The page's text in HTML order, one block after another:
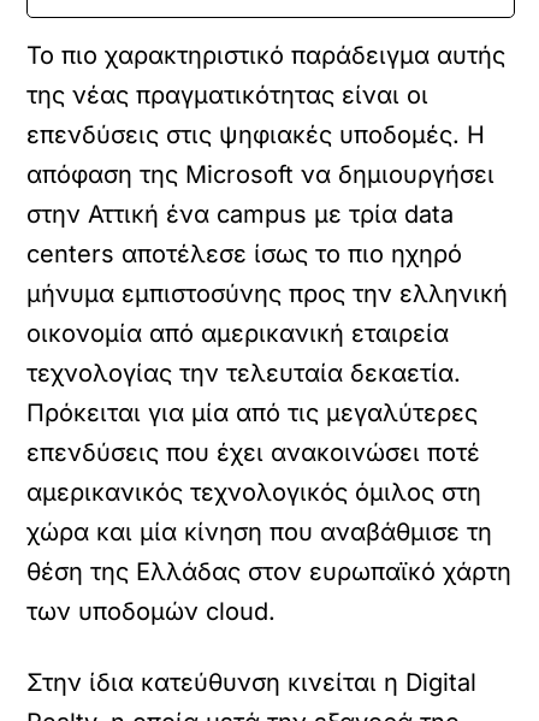
Το πιο χαρακτηριστικό παράδειγμα αυτής
της νέας πραγματικότητας είναι οι
επενδύσεις στις ψηφιακές υποδομές. Η
απόφαση της Microsoft να δημιουργήσει
στην Αττική ένα campus με τρία data
centers αποτέλεσε ίσως το πιο ηχηρό
μήνυμα εμπιστοσύνης προς την ελληνική
οικονομία από αμερικανική εταιρεία
τεχνολογίας την τελευταία δεκαετία.
Πρόκειται για μία από τις μεγαλύτερες
επενδύσεις που έχει ανακοινώσει ποτέ
αμερικανικός τεχνολογικός όμιλος στη
χώρα και μία κίνηση που αναβάθμισε τη
θέση της Ελλάδας στον ευρωπαϊκό χάρτη
των υποδομών cloud.
Στην ίδια κατεύθυνση κινείται η Digital